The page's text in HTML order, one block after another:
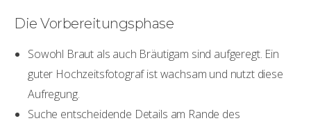
Die Vorbereitungsphase
Sowohl Braut als auch Bräutigam sind aufgeregt. Ein
guter Hochzeitsfotograf ist wachsam und nutzt diese
Aufregung.
Suche entscheidende Details am Rande des